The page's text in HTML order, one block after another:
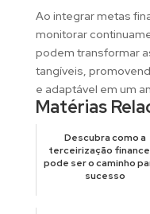
Ao integrar metas
monitorar
podem transformar
tangíveis,
e adaptável em um
Matérias
Descubra como a
terceirização
pode ser o caminho
sucesso